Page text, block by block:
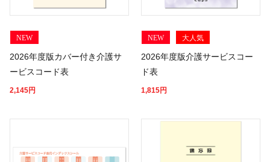
NEW
2026年度版カバー付き介護サ
ービスコード表
2,145円
NEW 大人気
2026年度版介護サービスコー
ド表
1,815円